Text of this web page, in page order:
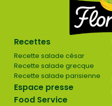
Recettes
Recette salade césar
Recette salade grecque
Recette salade parisienne
Espace presse
Food Service